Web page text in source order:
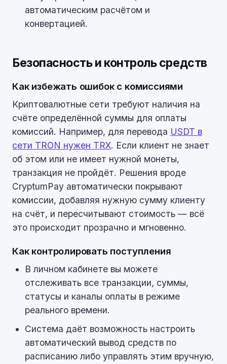
автоматическим расчётом и
конвертацией.
Безопасность и контроль средств
Как избежать ошибок с комиссиями
Криптовалютные сети требуют наличия на
счёте определённой суммы для оплаты
комиссий. Например, для перевода USDT в
сети TRON нужен TRX. Если клиент не знает
об этом или не имеет нужной монеты,
транзакция не пройдёт. Решения вроде
CryptumPay автоматически покрывают
комиссии, добавляя нужную сумму клиенту
на счёт, и пересчитывают стоимость — всё
это происходит прозрачно и мгновенно.
Как контролировать поступления
В личном кабинете вы можете
отслеживать все транзакции, суммы,
статусы и каналы оплаты в режиме
реального времени.
Система даёт возможность настроить
автоматический вывод средств по
расписанию либо управлять этим вручную,